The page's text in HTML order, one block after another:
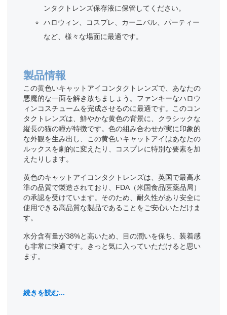
ンタクトレンズ保存液に保管してください。
ハロウィン、コスプレ、カーニバル、パーティー
など、様々な場面に最適です。
製品情報
この黄色いキャットアイコンタクトレンズで、あなたの
悪魔的な一面を解き放ちましょう。ファンキーなハロウ
ィンコスチュームを完成させるのに最適です。このコン
タクトレンズは、鮮やかな黄色の背景に、クラシックな
縦長の猫の瞳が特徴です。色の組み合わせが実に印象的
な外観を生み出し、この黄色いキャットアイはあなたの
ルックスを劇的に変えたり、コスプレに特別な要素を加
えたりします。
黄色のキャットアイコンタクトレンズは、英国で最高水
準の品質で製造されており、FDA（米国食品医薬品局）
の承認を受けています。そのため、耐久性があり安全に
使用できる高品質な製品であることをご安心いただけま
す。
水分含有量が38%と高いため、目の潤いを保ち、装着感
も非常に快適です。きっと気に入っていただけると思い
ます。
続きを読む...